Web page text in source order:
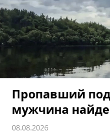
Пропавший
мужчина
08.08.2026